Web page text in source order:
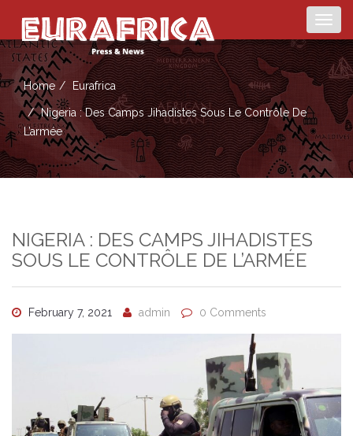
Home Eurafrica
Nigeria : Des Camps Jihadistes Sous Le Contrôle De
L’armée
NIGERIA : DES CAMPS JIHADISTES
SOUS LE CONTRÔLE DE L’ARMÉE
February 7, 2021 admin 0 Comments